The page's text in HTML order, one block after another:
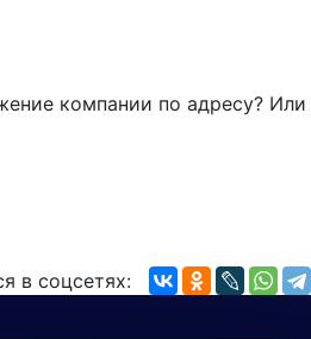
компании по адресу? Или
в соцсетях: